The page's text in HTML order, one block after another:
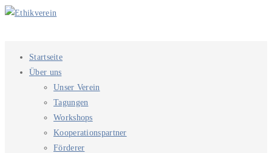
Startseite
Über uns
Unser Verein
Tagungen
Workshops
Kooperationspartner
Förderer